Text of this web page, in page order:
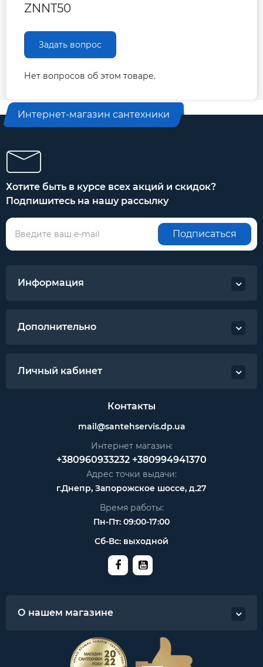
ZNNT50
Задать вопрос
Нет вопросов об этом товаре.
Интернет-магазин сантехники
Хотите быть в курсе всех акций и скидок?
Подпишитесь на нашу рассылку
Подписаться
Информация
Дополнительно
Личный кабинет
Контакты
mail@santehservis.dp.ua
Интернет магазин:
+380960933232 +380994941370
Адрес точки выдачи:
г.Днепр, Запорожское шоссе, д.27
Время работы:
Пн-Пт: 09:00-17:00
Сб-Вс: выходной
О нашем магазине